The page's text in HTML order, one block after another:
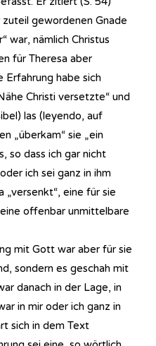
gewordenen Gnade
war, nämlich Christus
für Theresa aber
Erfahrung habe sich
Christi versetzte“ und
las (leyendo, auf
„überkam“ sie „ein
so dass ich gar nicht
ich sei ganz in ihm
„versenkt“, eine für sie
offenbar unmittelbare
mit Gott war aber für sie
sondern es geschah mit
danach in der Lage, in
in mir oder ich ganz in
sich in dem Text